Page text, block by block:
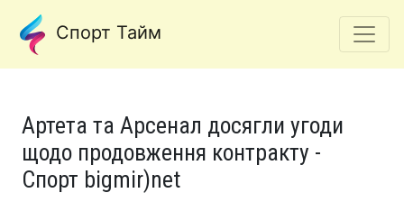
Спорт Тайм
Артета та Арсенал досягли угоди
щодо продовження контракту -
Спорт bigmir)net